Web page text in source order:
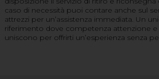
caso di necessità puoi contare anche sul
attrezzi per un’assistenza immediata. Un
riferimento dove competenza attenzione e
uniscono per offrirti un’esperienza senza